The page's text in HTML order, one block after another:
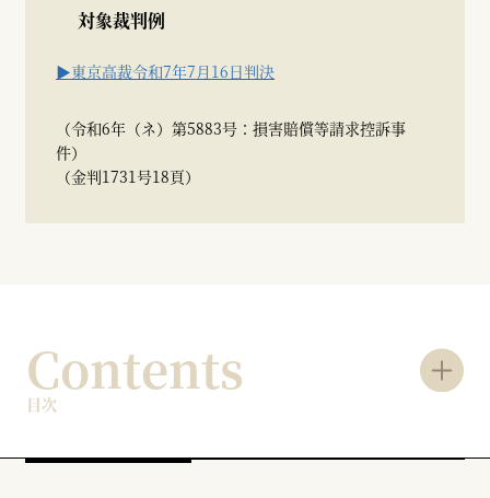
対象裁判例
▶東京高裁令和7年7月16日判決
（令和6年（ネ）第5883号：損害賠償等請求控訴事
件）
（金判1731号18頁）
Contents
目次